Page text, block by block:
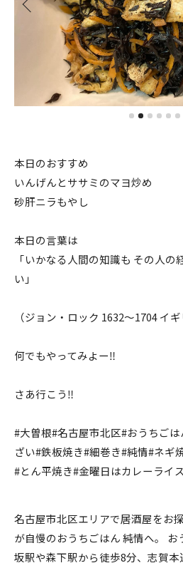
本日のおすすめ
いんげんとササミのマヨ炒め
砂肝ニラもやし
本日の言葉は
「いかなる人間の知識も その人
い」
（ジョン・ロック 1632〜1704 イギ
何でもやってみよー‼️
さあ行こう‼️
#大曽根#名古屋市北区#おうちご
ざい#鉄板焼き#細巻き#純情#ネギ
#とん平焼き#金曜日はカレーライ
名古屋市北区エリアで居酒屋をお
が自慢のおうちごはん 純情へ。 お
坂駅や森下駅から徒歩8分、志賀